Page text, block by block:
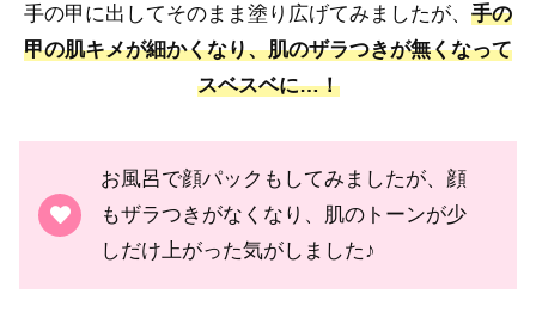
手の甲に出してそのまま塗り広げてみましたが、 手の
甲の肌キメが細かくなり、肌のザラつきが無くなって
スベスベに…！
お風呂で顔パックもしてみましたが、顔
もザラつきがなくなり、肌のトーンが少
しだけ上がった気がしました♪